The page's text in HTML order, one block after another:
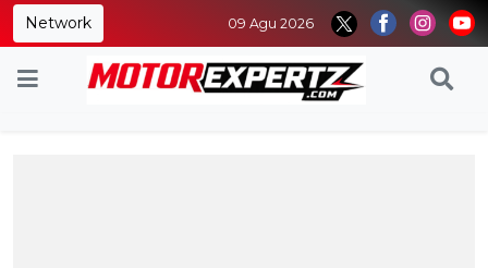
Network 09 Agu 2026